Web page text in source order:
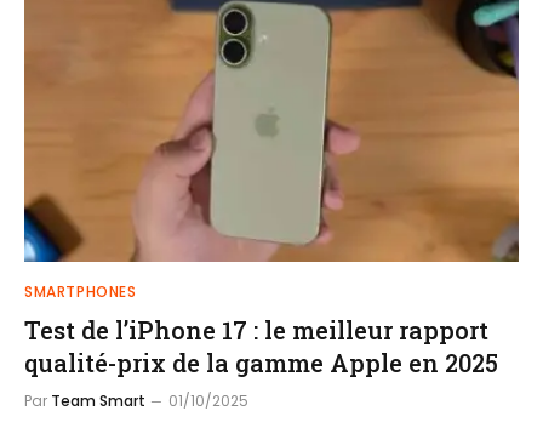
SMARTPHONES
Test de l’iPhone 17 : le meilleur rapport
qualité-prix de la gamme Apple en 2025
Par Team Smart 01/10/2025